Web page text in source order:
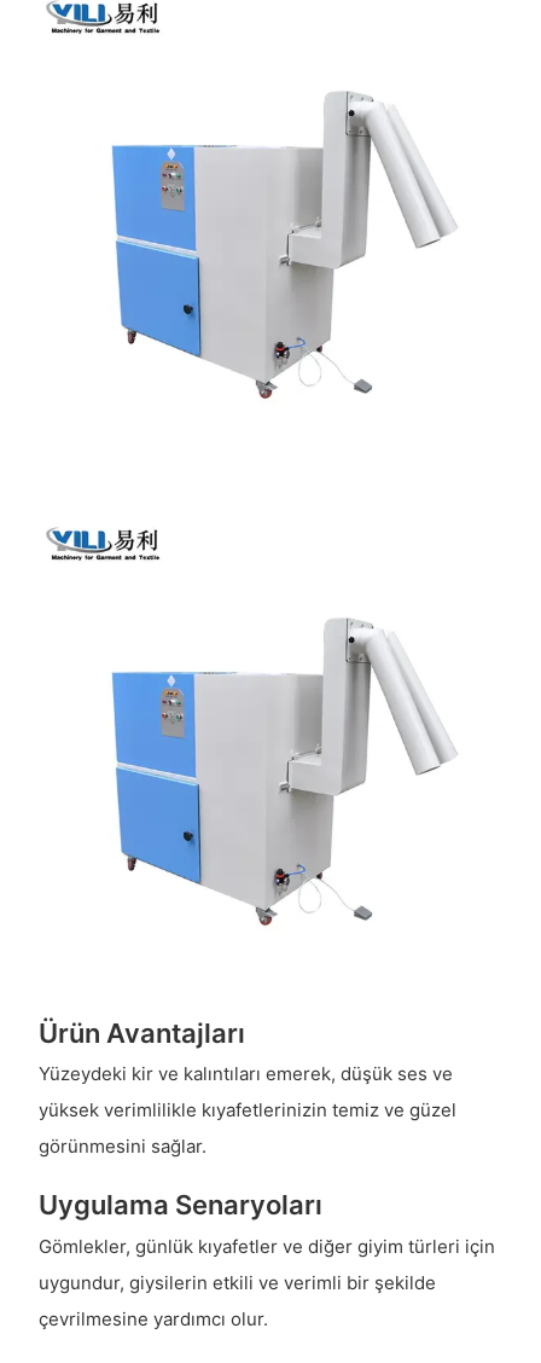
Ürün Avantajları
Yüzeydeki kir ve kalıntıları emerek, düşük ses ve
yüksek verimlilikle kıyafetlerinizin temiz ve güzel
görünmesini sağlar.
Uygulama Senaryoları
Gömlekler, günlük kıyafetler ve diğer giyim türleri için
uygundur, giysilerin etkili ve verimli bir şekilde
çevrilmesine yardımcı olur.